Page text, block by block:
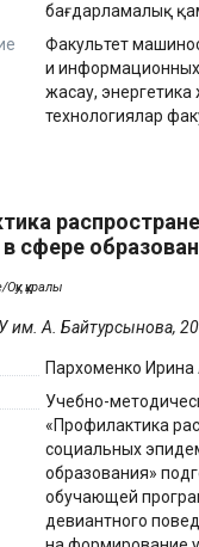
бағдарламалық
Факультет
и
жасау,
технологиялар
сфере
құралы
им. А. Байтурсынова,
Пархоменко
Учебно-
«Профилактика
социальных
образования»
обучающей
девиантного